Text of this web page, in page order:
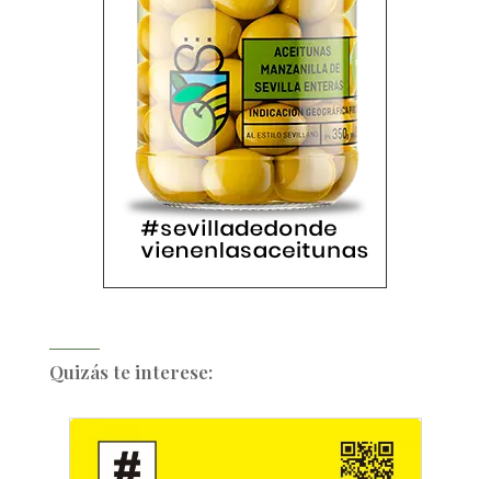
Quizás te interese: